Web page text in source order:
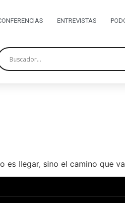
ENTREVISTAS
es llegar, sino el camino que